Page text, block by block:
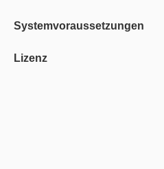
Systemvoraussetzungen
Lizenz